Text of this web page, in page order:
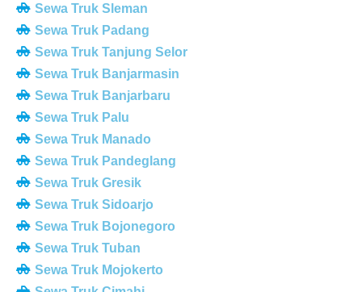
Sewa Truk Sleman
Sewa Truk Padang
Sewa Truk Tanjung Selor
Sewa Truk Banjarmasin
Sewa Truk Banjarbaru
Sewa Truk Palu
Sewa Truk Manado
Sewa Truk Pandeglang
Sewa Truk Gresik
Sewa Truk Sidoarjo
Sewa Truk Bojonegoro
Sewa Truk Tuban
Sewa Truk Mojokerto